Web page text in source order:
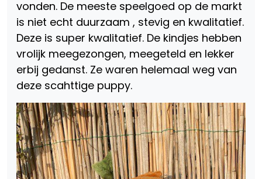
vonden. De meeste speelgoed op de markt
is niet echt duurzaam , stevig en kwalitatief.
Deze is super kwalitatief. De kindjes hebben
vrolijk meegezongen, meegeteld en lekker
erbij gedanst. Ze waren helemaal weg van
deze scahttige puppy.